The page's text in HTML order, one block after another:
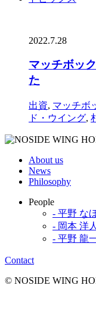
2022.7.28
マッチボッ
た
出資, マッチボ
ド・ウイング,
About us
News
Philosophy
People
- 平野 な
- 岡本 洋人
- 平野 龍
Contact
© NOSIDE WING